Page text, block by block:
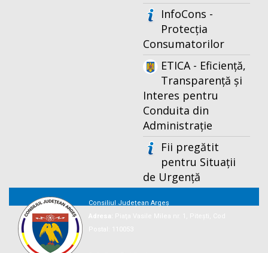
InfoCons -
Protecția
Consumatorilor
ETICA - Eficiență,
Transparență și
Interes pentru
Conduita din
Administrație
Fii pregătit
pentru Situații
de Urgență
Consiliul Județean Argeș